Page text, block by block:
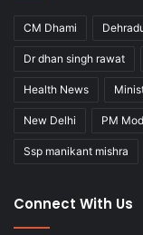
CM Dhami
Dr dhan singh rawat
Health News
New Delhi PM
Ssp manikant mishra
Connect With Us